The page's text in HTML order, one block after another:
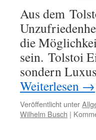
Aus dem
die
sein. Tolstoi
sondern
Weiterlesen →
Veröffentlicht unter
Wilhelm Busch |